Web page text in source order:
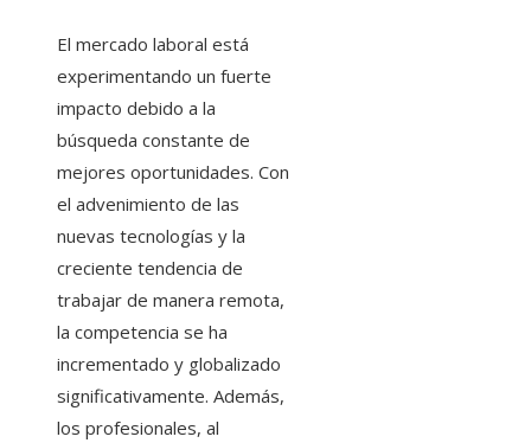
El mercado laboral está
experimentando un fuerte
impacto debido a la
búsqueda constante de
mejores oportunidades. Con
el advenimiento de las
nuevas tecnologías y la
creciente tendencia de
trabajar de manera remota,
la competencia se ha
incrementado y globalizado
significativamente. Además,
los profesionales, al